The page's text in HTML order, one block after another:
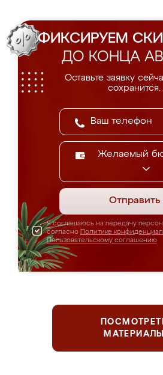
ФИКСИРУЕМ
ДО КОНЦА
Оставьте заявку
сохранится.
Желаемый
Отправить
Я соглашаюсь на передачу
согласно Политике
Пользовательскому соглашению
МАТЕРИАЛЫ